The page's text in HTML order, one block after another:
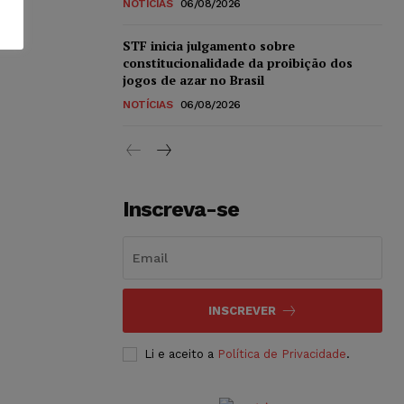
NOTÍCIAS 06/08/2026
STF inicia julgamento sobre
constitucionalidade da proibição dos
jogos de azar no Brasil
NOTÍCIAS 06/08/2026
Inscreva-se
INSCREVER
Li e aceito a Política de Privacidade.